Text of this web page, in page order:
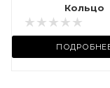
Кольцо
ул.